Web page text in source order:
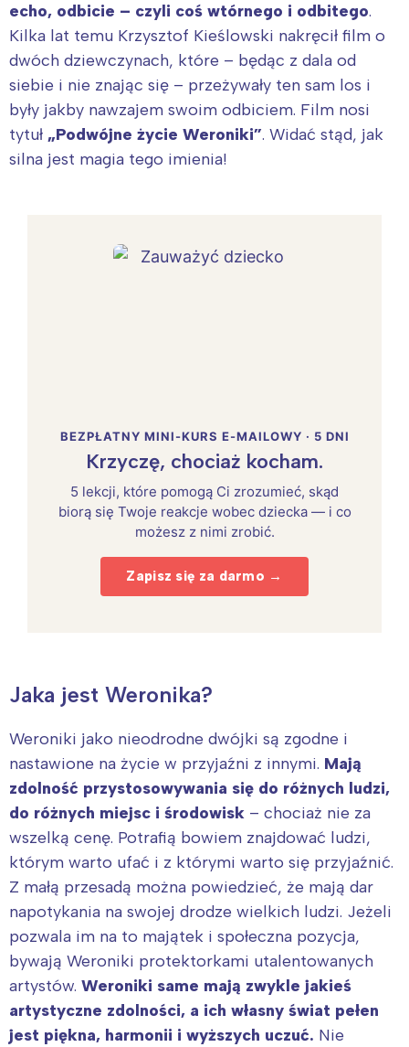
echo, odbicie – czyli coś wtórnego i odbitego.
Kilka lat temu Krzysztof Kieślowski nakręcił film o
dwóch dziewczynach, które – będąc z dala od
siebie i nie znając się – przeżywały ten sam los i
były jakby nawzajem swoim odbiciem. Film nosi
tytuł „Podwójne życie Weroniki”. Widać stąd, jak
silna jest magia tego imienia!
BEZPŁATNY MINI-KURS E-MAILOWY · 5 DNI
Krzyczę, chociaż kocham.
5 lekcji, które pomogą Ci zrozumieć, skąd
biorą się Twoje reakcje wobec dziecka — i co
możesz z nimi zrobić.
Zapisz się za darmo →
Jaka jest Weronika?
Weroniki jako nieodrodne dwójki są zgodne i
nastawione na życie w przyjaźni z innymi. Mają
zdolność przystosowywania się do różnych ludzi,
do różnych miejsc i środowisk – chociaż nie za
wszelką cenę. Potrafią bowiem znajdować ludzi,
którym warto ufać i z którymi warto się przyjaźnić.
Z małą przesadą można powiedzieć, że mają dar
napotykania na swojej drodze wielkich ludzi. Jeżeli
pozwala im na to majątek i społeczna pozycja,
bywają Weroniki protektorkami utalentowanych
artystów. Weroniki same mają zwykle jakieś
artystyczne zdolności, a ich własny świat pełen
jest piękna, harmonii i wyższych uczuć. Nie